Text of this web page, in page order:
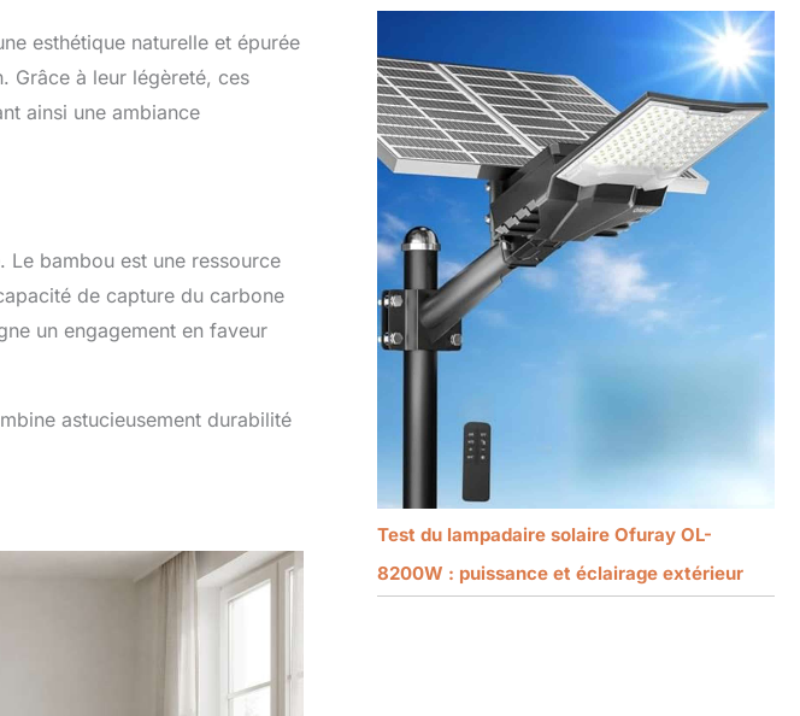
esthétique naturelle et épurée
Grâce à leur légèreté, ces
ainsi une ambiance
Le bambou est une ressource
de capture du carbone
un engagement en faveur
astucieusement durabilité
Test du lampadaire solaire Ofuray OL-
8200W : puissance et éclairage extérieur